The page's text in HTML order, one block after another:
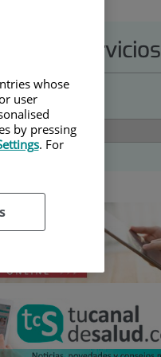
de servicios
una opción:
whose
user
by pressing
. For